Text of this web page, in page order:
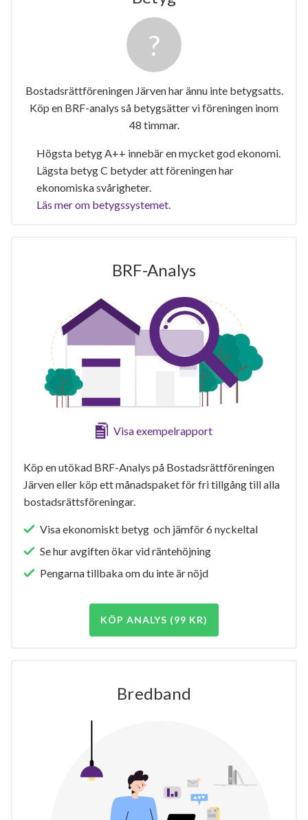
Bostadsrättföreningen Järven har ännu inte betygsatts.
Köp en BRF-analys så betygsätter vi föreningen inom
48 timmar.
Högsta betyg A++ innebär en mycket god ekonomi.
Lägsta betyg C betyder att föreningen har
ekonomiska svårigheter.
Läs mer om betygssystemet.
BRF-Analys
Visa exempelrapport
Köp en utökad BRF-Analys på Bostadsrättföreningen
Järven eller köp ett månadspaket för fri tillgång till alla
bostadsrättsföreningar.
Visa ekonomiskt betyg och jämför 6 nyckeltal
Se hur avgiften ökar vid räntehöjning
Pengarna tillbaka om du inte är nöjd
KÖP ANALYS (99 KR)
Bredband